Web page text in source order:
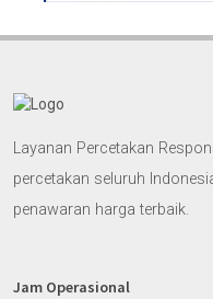
Layanan Percetakan
percetakan seluruh
penawaran harga terbaik.
Jam Operasional